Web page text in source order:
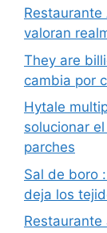
valoran
They are
cambia por
Hytale
solucionar
parches
Sal de boro
deja los